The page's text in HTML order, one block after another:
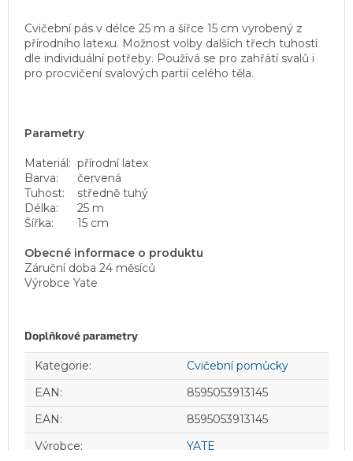
Cvičební pás v délce 25 m a šířce 15 cm vyrobený z
přírodního latexu. Možnost volby dalších třech tuhostí
dle individuální potřeby. Používá se pro zahřátí svalů i
pro procvičení svalových partií celého těla.
Parametry
Materiál: přírodní latex
Barva:
červená
Tuhost:
středně tuhý
Délka:
25 m
Šířka:
15 cm
Obecné informace o produktu
Záruční doba 24 měsíců
Výrobce Yate
Doplňkové parametry
Kategorie:
Cvičební pomůcky
EAN:
8595053913145
EAN:
8595053913145
Výrobce: YATE